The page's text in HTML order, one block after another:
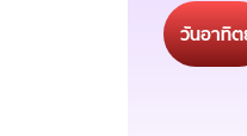
วันอาทิต